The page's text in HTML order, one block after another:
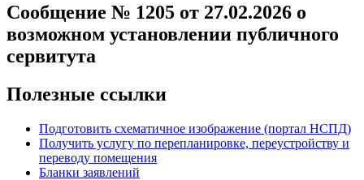
Сообщение № 1205 от 27.02.2026 о
возможном установлении публичного
сервитута
Полезные ссылки
Подготовить схематичное изображение (портал НСПД)
Получить услугу по перепланировке, переустройству и
переводу помещения
Бланки заявлений